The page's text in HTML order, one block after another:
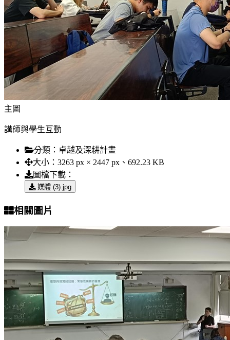
主圖
講師與學生互動
分類： 卓越及深耕計畫
大小： 3263 px × 2447 px、692.23 KB
圖檔下載：
媒體 (3).jpg
相關圖片